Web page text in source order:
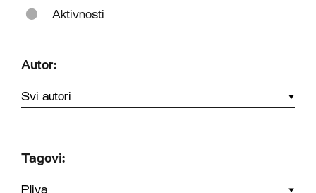
Aktivnosti
Autor:
Tagovi: